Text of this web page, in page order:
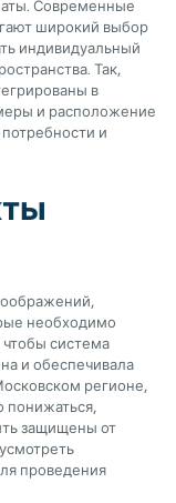
Современные
широкий выбор
индивидуальный
Так,
в
и расположение
и
необходимо
система
и обеспечивала
регионе,
понижаться,
защищены от
проведения